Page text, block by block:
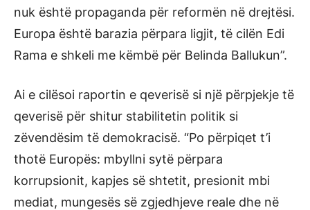
nuk është propaganda për reformën në drejtësi.
Europa është barazia përpara ligjit, të cilën Edi
Rama e shkeli me këmbë për Belinda Ballukun”.
Ai e cilësoi raportin e qeverisë si një përpjekje të
qeverisë për shitur stabilitetin politik si
zëvendësim të demokracisë. “Po përpiqet t’i
thotë Europës: mbyllni sytë përpara
korrupsionit, kapjes së shtetit, presionit mbi
mediat, mungesës së zgjedhjeve reale dhe në